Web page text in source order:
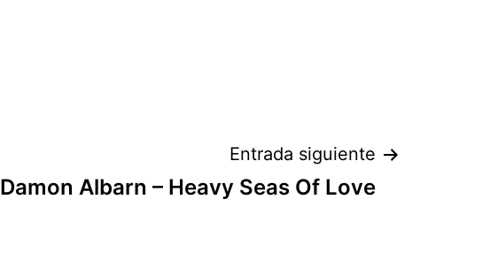
Entrada siguiente
Damon Albarn – Heavy Seas Of Love